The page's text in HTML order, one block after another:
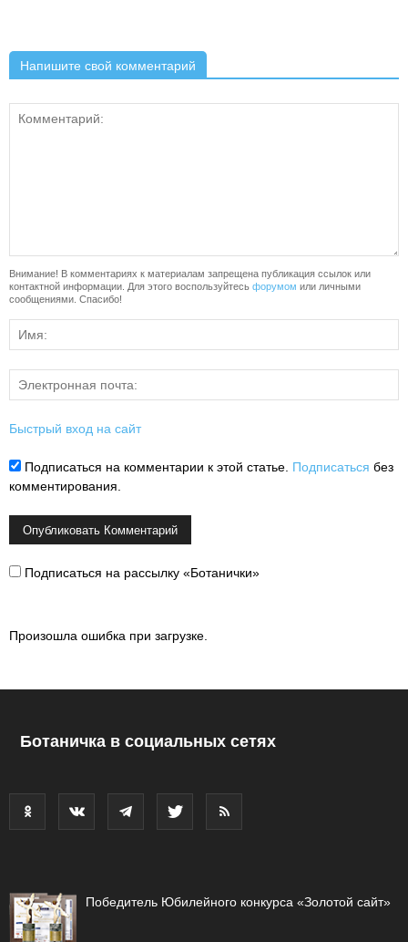
Напишите свой комментарий
Внимание! В комментариях к материалам запрещена публикация ссылок или
контактной информации. Для этого воспользуйтесь форумом или личными
сообщениями. Спасибо!
Быстрый вход на сайт
Подписаться на комментарии к этой статье. Подписаться без
комментирования.
Подписаться на рассылку «Ботанички»
Произошла ошибка при загрузке.
Ботаничка в социальных сетях
Победитель Юбилейного конкурса «Золотой сайт»